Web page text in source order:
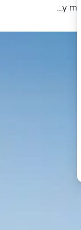
...y más